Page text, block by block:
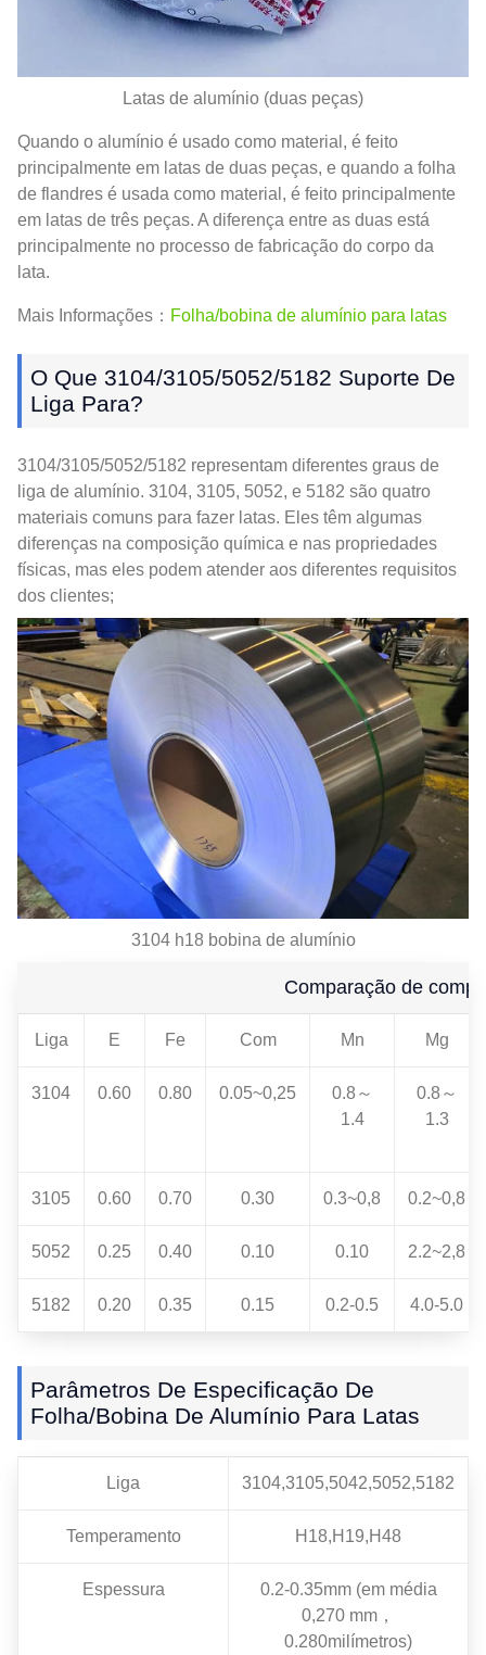
Latas de alumínio (duas peças)
Quando o alumínio é usado como material, é feito
principalmente em latas de duas peças, e quando a folha
de flandres é usada como material, é feito principalmente
em latas de três peças. A diferença entre as duas está
principalmente no processo de fabricação do corpo da
lata.
Mais Informações： Folha/bobina de alumínio para latas
O Que 3104/3105/5052/5182 Suporte De
Liga Para?
3104/3105/5052/5182 representam diferentes graus de
liga de alumínio. 3104, 3105, 5052, e 5182 são quatro
materiais comuns para fazer latas. Eles têm algumas
diferenças na composição química e nas propriedades
físicas, mas eles podem atender aos diferentes requisitos
dos clientes;
3104 h18 bobina de alumínio
Comparação de
Liga E Fe Com Mn Mg
3104 0.60 0.80 0.05~0,25
0.8～
1.4
0.8～
1.3
3105 0.60 0.70 0.30 0.3~0,8 0.2~0,8
5052 0.25 0.40 0.10 0.10 2.2~2,8
5182 0.20 0.35 0.15 0.2-0.5 4.0-5.0
Parâmetros De Especificação De
Folha/bobina De Alumínio Para Latas
Liga 3104,3105,5042,5052,5182
Temperamento H18,H19,H48
Espessura
0.2-0.35mm (em média
0,270 mm，
0.280milímetros)